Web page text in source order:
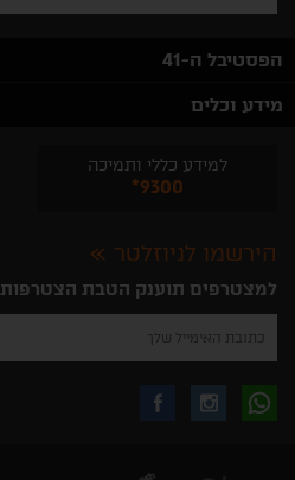
הפסטיבל ה-41
מידע וכלים
למידע כללי ותמיכה
*9300
הירשמו לניוזלטר
למצטרפים תוענק הטבת הצטרפות
להזין
שלך
להרשמה
לקבלת
באינסטגרם
עקבו
בפייסבוק